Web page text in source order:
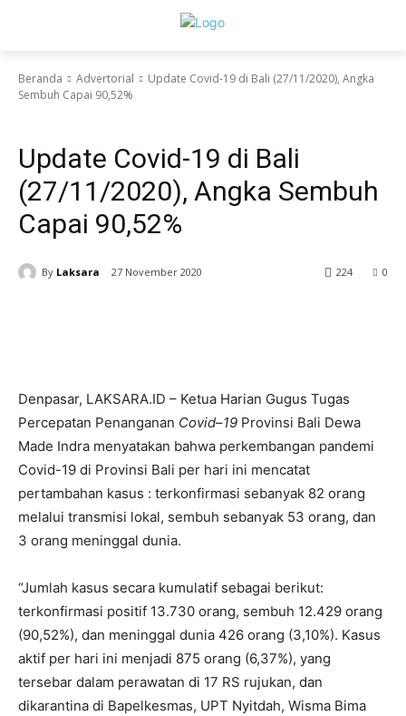
Beranda Advertorial
Update Covid-19 di Bali (27/11/2020), Angka
Sembuh Capai 90,52%
Update Covid-19 di Bali
(27/11/2020), Angka Sembuh
Capai 90,52%
By Laksara 27 November 2020 0
224
Denpasar, LAKSARA.ID – Ketua Harian Gugus Tugas
Percepatan Penanganan Covid–19 Provinsi Bali Dewa
Made Indra menyatakan bahwa perkembangan pandemi
Covid-19 di Provinsi Bali per hari ini mencatat
pertambahan kasus : terkonfirmasi sebanyak 82 orang
melalui transmisi lokal, sembuh sebanyak 53 orang, dan
3 orang meninggal dunia.
“Jumlah kasus secara kumulatif sebagai berikut:
terkonfirmasi positif 13.730 orang, sembuh 12.429 orang
(90,52%), dan meninggal dunia 426 orang (3,10%). Kasus
aktif per hari ini menjadi 875 orang (6,37%), yang
tersebar dalam perawatan di 17 RS rujukan, dan
dikarantina di Bapelkesmas, UPT Nyitdah, Wisma Bima